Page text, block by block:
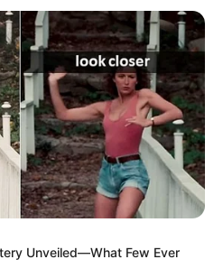
2023
NOTICIAS MEDELLÍN
Metro de Medellín reporta
ingresos operativos de
$875 mil millones en 2024
BARRANQUILLA
A Barranquilla dejarían de
Unveiled—What Few Ever